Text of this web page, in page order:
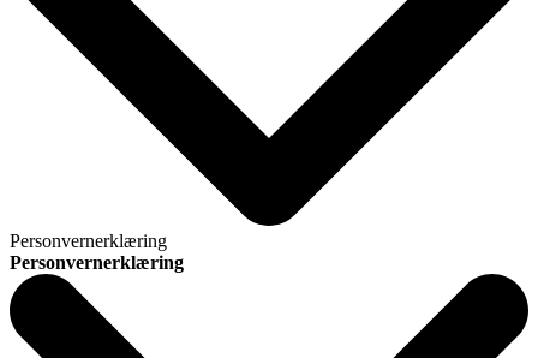
Personvernerklæring
Personvernerklæring